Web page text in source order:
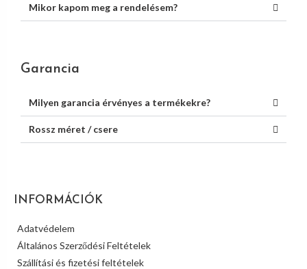
Mikor kapom meg a rendelésem?
Garancia
Milyen garancia érvényes a termékekre?
Rossz méret / csere
INFORMÁCIÓK
Adatvédelem
Általános Szerződési Feltételek
Szállítási és fizetési feltételek